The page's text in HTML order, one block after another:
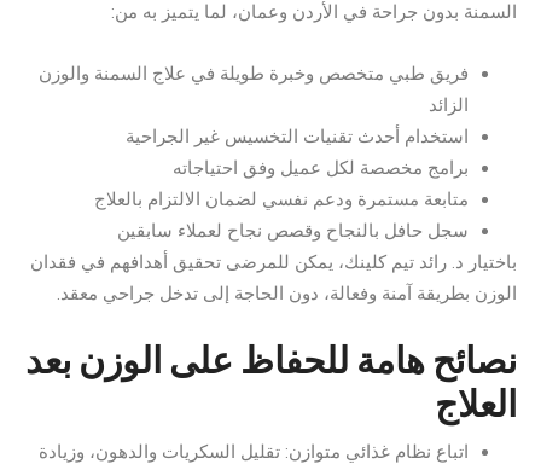
السمنة بدون جراحة في الأردن وعمان، لما يتميز به من:
فريق طبي متخصص وخبرة طويلة في علاج السمنة والوزن
الزائد
استخدام أحدث تقنيات التخسيس غير الجراحية
برامج مخصصة لكل عميل وفق احتياجاته
متابعة مستمرة ودعم نفسي لضمان الالتزام بالعلاج
سجل حافل بالنجاح وقصص نجاح لعملاء سابقين
باختيار د. رائد تيم كلينك، يمكن للمرضى تحقيق أهدافهم في فقدان
الوزن بطريقة آمنة وفعالة، دون الحاجة إلى تدخل جراحي معقد.
نصائح هامة للحفاظ على الوزن بعد
العلاج
اتباع نظام غذائي متوازن: تقليل السكريات والدهون، وزيادة